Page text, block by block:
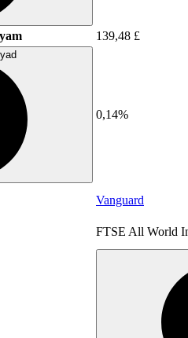
139,48 £
0,14%
Vanguard
FTSE All World